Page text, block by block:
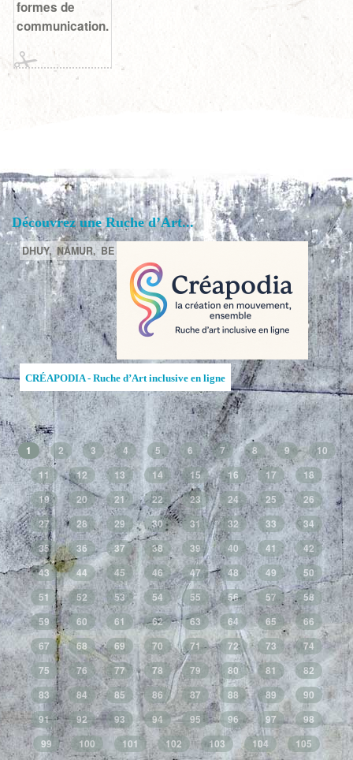
formes de
communication.
Découvrez une Ruche d’Art...
DHUY, NAMUR, BE
CRÉAPODIA - Ruche d’Art inclusive en ligne
1 2 3 4 5 6 7 8 9
10
11
12 13 14 15 16 17
18
19
20 21 22 23 24 25
26
27
28 29 30 31 32 33
34
35
36 37 38 39 40 41
42
43
44 45 46 47 48 49
50
51
52 53 54 55 56 57
58
59
60 61 62 63 64 65
66
67
68 69 70 71 72 73
74
75
76 77 78 79 80 81
82
83
84 85 86 87 88 89
90
91
92 93 94 95 96 97
98
99
100 101 102 103 104
105